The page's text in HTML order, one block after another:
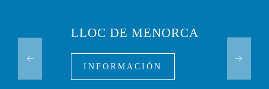
LLOC DE MENORCA
INFORMACIÓN